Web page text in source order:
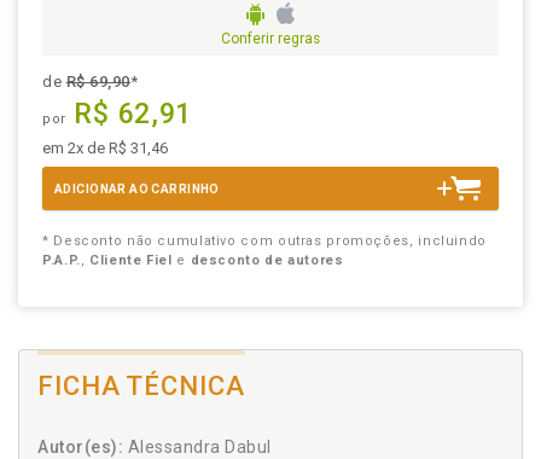
Conferir regras
deR$ 69,90*
por R$ 62,91
em 2x de R$ 31,46
ADICIONAR AO CARRINHO
* Desconto não cumulativo com outras promoções, incluindo
P.A.P., Cliente Fiel e desconto de autores
FICHA TÉCNICA
Autor(es): Alessandra Dabul